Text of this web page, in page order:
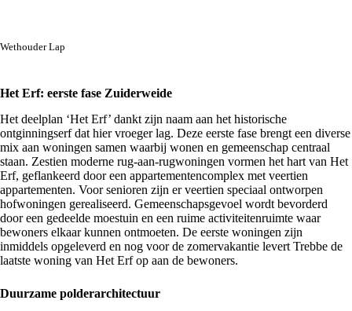
Wethouder Lap
Het Erf: eerste fase Zuiderweide
Het deelplan ‘Het Erf’ dankt zijn naam aan het historische
ontginningserf dat hier vroeger lag. Deze eerste fase brengt een diverse
mix aan woningen samen waarbij wonen en gemeenschap centraal
staan. Zestien moderne rug-aan-rugwoningen vormen het hart van Het
Erf, geflankeerd door een appartementencomplex met veertien
appartementen. Voor senioren zijn er veertien speciaal ontworpen
hofwoningen gerealiseerd. Gemeenschapsgevoel wordt bevorderd
door een gedeelde moestuin en een ruime activiteitenruimte waar
bewoners elkaar kunnen ontmoeten. De eerste woningen zijn
inmiddels opgeleverd en nog voor de zomervakantie levert Trebbe de
laatste woning van Het Erf op aan de bewoners.
Duurzame polderarchitectuur